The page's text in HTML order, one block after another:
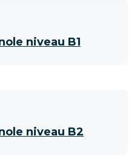
niveau B1
niveau B2